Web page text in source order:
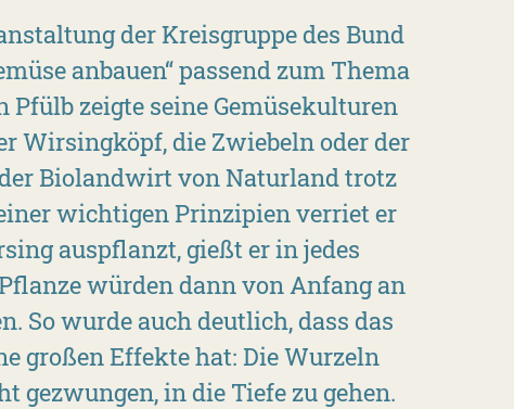
der Kreisgruppe des Bund
anbauen“ passend zum Thema
zeigte seine Gemüsekulturen
Wirsingköpf, die Zwiebeln oder der
Biolandwirt von Naturland trotz
wichtigen Prinzipien verriet er
auspflanzt, gießt er in jedes
würden dann von Anfang an
So wurde auch deutlich, dass das
großen Effekte hat: Die Wurzeln
gezwungen, in die Tiefe zu gehen.